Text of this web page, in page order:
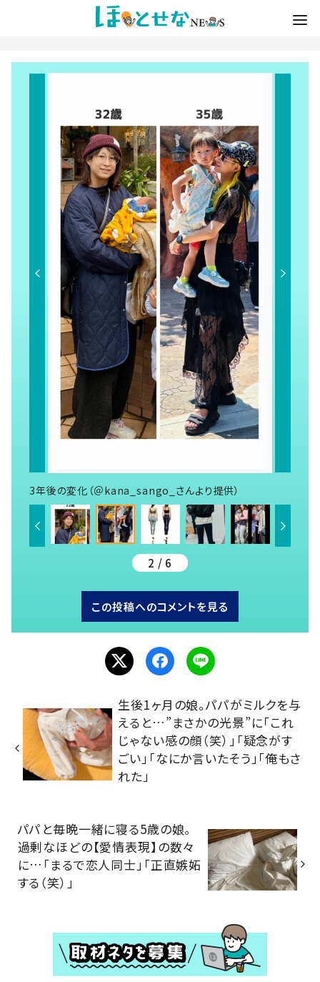
3年後の変化（＠kana_sango_さんより提供）
2 / 6
この投稿へのコメントを見る
生後1ヶ月の娘。パパがミルクを与
えると…”まさかの光景”に「これ
じゃない感の顔（笑）」「疑念がす
ごい」「なにか言いたそう」「俺もさ
れた」
パパと毎晩一緒に寝る5歳の娘。
過剰なほどの【愛情表現】の数々
に…「まるで恋人同士」「正直嫉妬
する（笑）」